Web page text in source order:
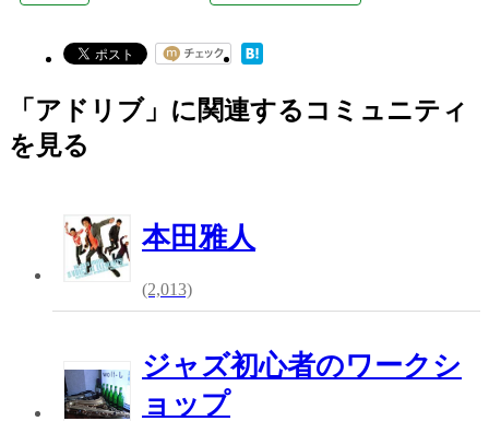
「アドリブ」に関連するコミュニティ
を見る
本田雅人
(2,013)
ジャズ初心者のワークシ
ョップ